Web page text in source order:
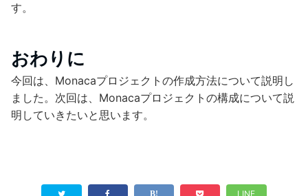
す。
おわりに
今回は、Monacaプロジェクトの作成方法について説明し
ました。次回は、Monacaプロジェクトの構成について説
明していきたいと思います。
LINE